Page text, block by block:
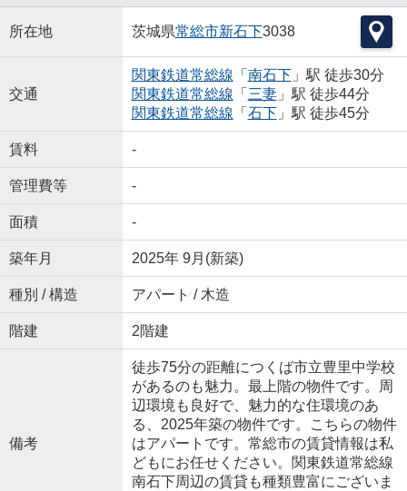
所在地 茨城県常総市新石下3038
交通
関東鉄道常総線 「 南石下」駅 徒歩30分
関東鉄道常総線 「 三妻」駅 徒歩44分
関東鉄道常総線 「 石下」駅 徒歩45分
賃料 -
管理費等 -
面積 -
築年月 2025年 9月(新築)
種別 / 構造 アパート / 木造
階建 2階建
備考
徒歩75分の距離につくば市立豊里中学校
があるのも魅力。最上階の物件です。周
辺環境も良好で、魅力的な住環境のあ
る、2025年築の物件です。こちらの物件
はアパートです。常総市の賃貸情報は私
どもにお任せください。関東鉄道常総線
南石下周辺の賃貸も種類豊富にございま